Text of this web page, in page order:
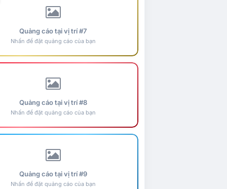
Quảng cáo tại vị trí #7
Nhấn để đặt quảng cáo của bạn
Quảng cáo tại vị trí #8
Nhấn để đặt quảng cáo của bạn
Quảng cáo tại vị trí #9
Nhấn để đặt quảng cáo của bạn